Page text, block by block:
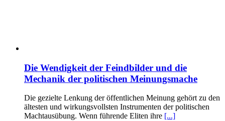
Die Wendigkeit der Feindbilder und die
Mechanik der politischen Meinungsmache
Die gezielte Lenkung der öffentlichen Meinung gehört zu den
ältesten und wirkungsvollsten Instrumenten der politischen
Machtausübung. Wenn führende Eliten ihre [...]